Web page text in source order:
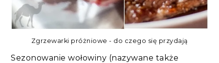
Zgrzewarki próżniowe - do czego się przydają
Sezonowanie wołowiny (nazywane także